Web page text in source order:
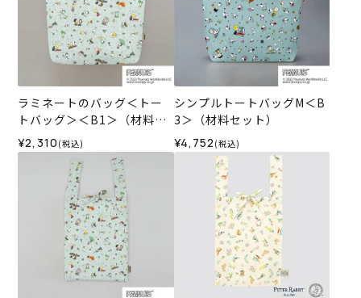
ラミネートのバッグ＜トー
トバッグ＞＜B1＞（材料セ
ット）
¥2,310 (税込)
シンプルトートバッグM＜B
3＞（材料セット）
¥4,752 (税込)